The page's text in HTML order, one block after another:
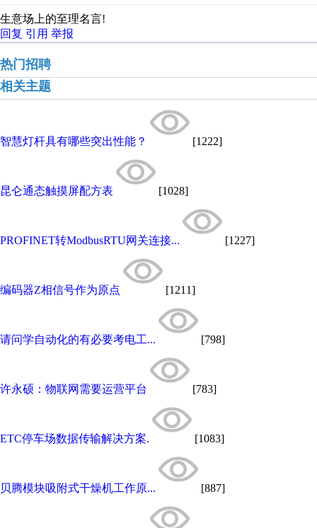
生意场上的至理名言!
回复 引用 举报
热门招聘
相关主题
智慧灯杆具有哪些突出性能？ [1222]
昆仑通态触摸屏配方表 [1028]
PROFINET转ModbusRTU网关连接... [1227]
编码器Z相信号作为原点 [1211]
请问学自动化的有必要考电工... [798]
许永硕：物联网需要运营平台 [783]
ETC停车场数据传输解决方案. [1083]
贝腾模块吸附式干燥机工作原... [887]